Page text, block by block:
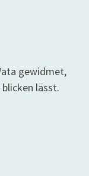
gewidmet,
lässt.